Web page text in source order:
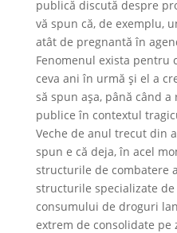
publică discută despre
vă spun că, de exemplu,
atât de pregnantă în
Fenomenul exista pentru
ceva ani în urmă și el a
să spun așa, până când
publice în contextul
Veche de anul trecut din
spun e că deja, în acel
structurile de combatere
structurile specializate
consumului de droguri
extrem de consolidate pe